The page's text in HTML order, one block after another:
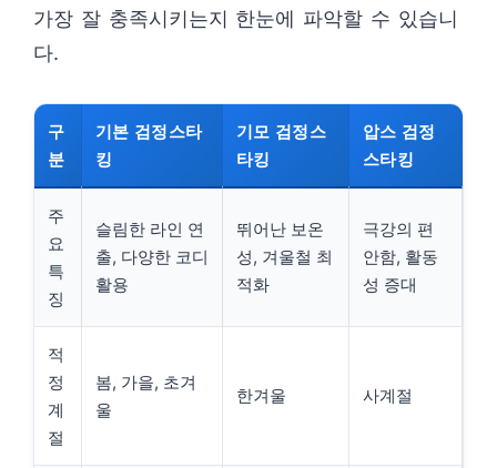
가장 잘 충족시키는지 한눈에 파악할 수 있습니
다.
구
분
기본 검정스타
킹
기모 검정스
타킹
압스 검정
스타킹
주
요
특
징
슬림한 라인 연
출, 다양한 코디
활용
뛰어난 보온
성, 겨울철 최
적화
극강의 편
안함, 활동
성 증대
적
정
계
절
봄, 가을, 초겨
울
한겨울 사계절